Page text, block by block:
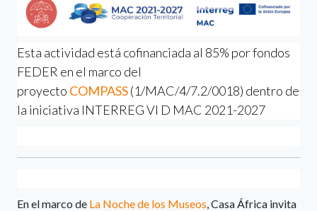
Esta actividad está cofinanciada al 85% por fondos
FEDER en el marco del
proyecto COMPASS(1/MAC/4/7.2/0018) dentro de
la iniciativa INTERREG VI D MAC 2021-2027
En el marco de La Noche de los Museos, Casa África invita